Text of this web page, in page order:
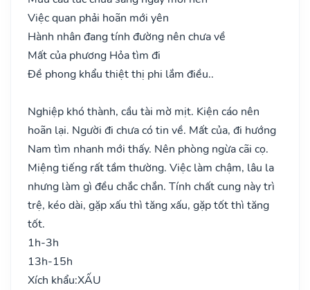
Việc quan phải hoãn mới yên
Hành nhân đang tính đường nên chưa về
Mất của phương Hỏa tìm đi
Đề phong khẩu thiệt thị phi lắm điều..
Nghiệp khó thành, cầu tài mờ mịt. Kiện cáo nên
hoãn lại. Người đi chưa có tin về. Mất của, đi hướng
Nam tìm nhanh mới thấy. Nên phòng ngừa cãi cọ.
Miệng tiếng rất tầm thường. Việc làm chậm, lâu la
nhưng làm gì đều chắc chắn. Tính chất cung này trì
trệ, kéo dài, gặp xấu thì tăng xấu, gặp tốt thì tăng
tốt.
1h-3h
13h-15h
Xích khẩu:XẤU